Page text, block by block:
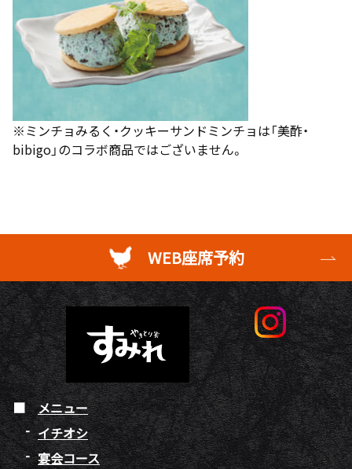
※ミンチョみるく・クッキーサンドミンチョは「美酢・
bibigo」のコラボ商品ではございません。
WEB座席予約
メニュー
イチオシ
宴会コース